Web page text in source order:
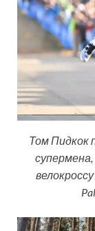
Том Пидкок